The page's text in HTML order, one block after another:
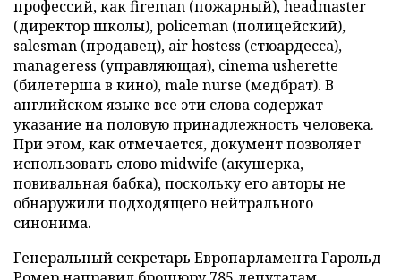
профессий, как fireman (пожарный), headmaster
(директор школы), policeman (полицейский),
salesman (продавец), air hostess (стюардесса),
manageress (управляющая), cinema usherette
(билетерша в кино), male nurse (медбрат). В
английском языке все эти слова содержат
указание на половую принадлежность человека.
При этом, как отмечается, документ позволяет
использовать слово midwife (акушерка,
повивальная бабка), поскольку его авторы не
обнаружили подходящего нейтрального
синонима.
Генеральный секретарь Европарламента Гарольд